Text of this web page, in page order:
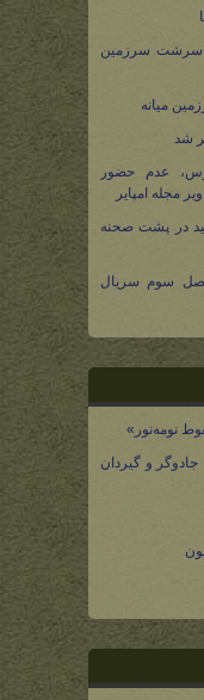
سرشت سرزمین
میانه
شد
عدم حضور
مجله امپایر
در پشت صحنه
سوم سریال
جادوگر و گیردان